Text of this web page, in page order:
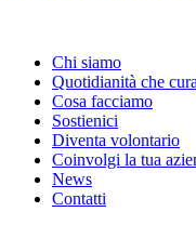
Chi siamo
Quotidianità che cura
Cosa facciamo
Sostienici
Diventa volontario
Coinvolgi la tua
News
Contatti